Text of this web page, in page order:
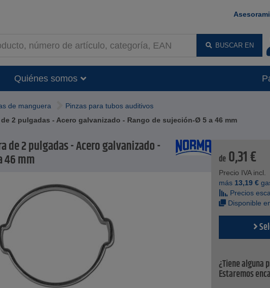
BUSCAR EN
Quiénes somos
de manguera
Pinzas para tubos auditivos
2 pulgadas - Acero galvanizado - Rango de sujeción-Ø 5 a 46 mm
de 2 pulgadas - Acero galvanizado -
46 mm de 0,31€
Precio IVA incl.
más 13,19 €
Precios
Disponible
¿Tiene alguna
Estaremos